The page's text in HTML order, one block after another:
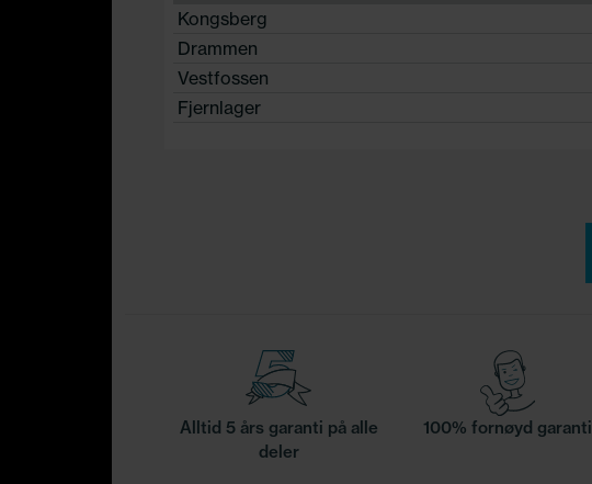
Kongsberg
Drammen
Vestfossen
Fjernlager
Alltid 5 års garanti på alle
deler
100% fornøyd garanti